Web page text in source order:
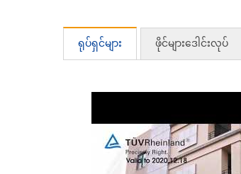
ရုပ်ရှင်များ ဖိုင်များဒေါင်းလုပ်